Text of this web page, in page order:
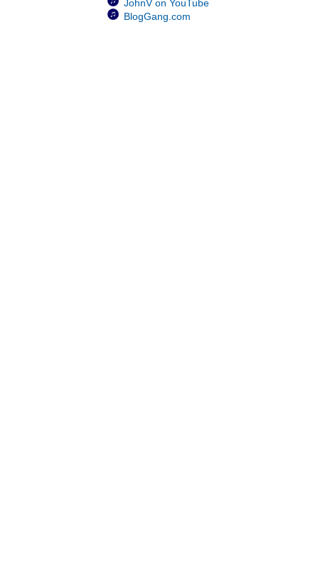
JohnV ร้องเพลง...คำว่าแม่
JohnV ร้องเพลง...ขอใครสักคน
JohnV on YouTube
BlogGang.com